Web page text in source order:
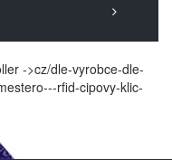
->cz/dle-vyrobce-dle-
rfid-cipovy-klic-